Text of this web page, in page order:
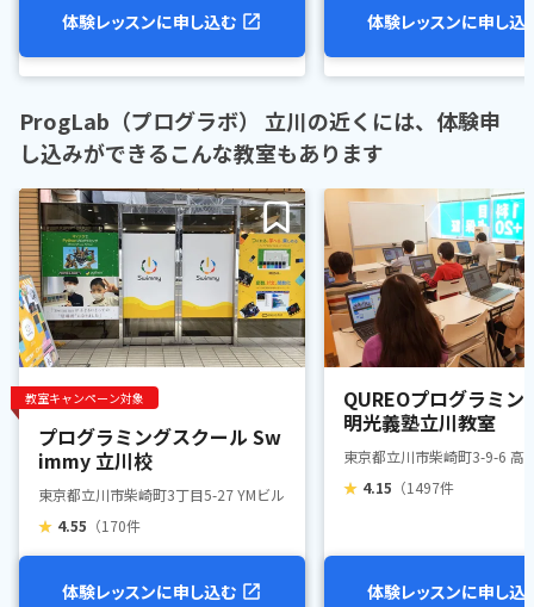
体験レッスンに申し込む 体験レッスンに申し込
ProgLab（プログラボ） 立川の近くには、体験申
し込みができるこんな教室もあります
教室キャンペーン対象
プログラミングスクール Sw
immy 立川校
東京都立川市柴崎町3丁目5-27 YMビル 1F
★ 4.55 （170件
体験レッスンに申し込む
QUREOプログラミン
明光義塾立川教室
東京都立川市柴崎町3-9-6 高
★ 4.15 （1497件
体験レッスンに申し込